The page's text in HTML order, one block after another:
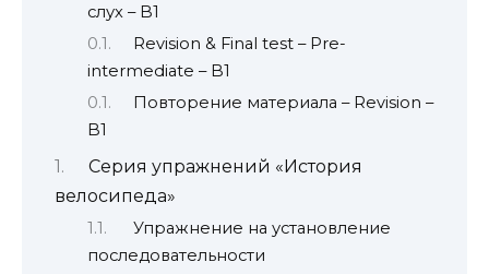
слух – B1
Revision & Final test – Pre-
intermediate – B1
Повторение материала – Revision –
B1
Серия упражнений «История
велосипеда»
Упражнение на установление
последовательности